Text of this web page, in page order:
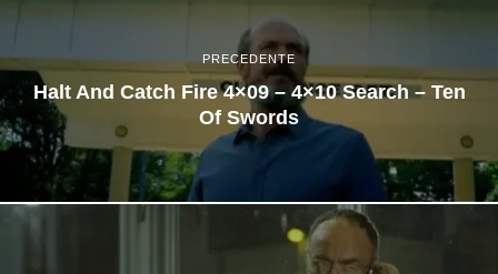
PRECEDENTE
Halt And Catch Fire 4×09 – 4×10 Search – Ten
Of Swords